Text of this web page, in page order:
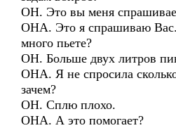
ОН. Это вы меня
ОНА. Это я спрашиваю
много пьете?
ОН. Больше двух литров
ОНА. Я не спросила
зачем?
ОН. Сплю плохо.
ОНА. А это помогает?